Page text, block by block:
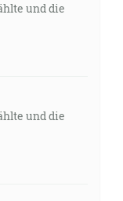
und die
und die